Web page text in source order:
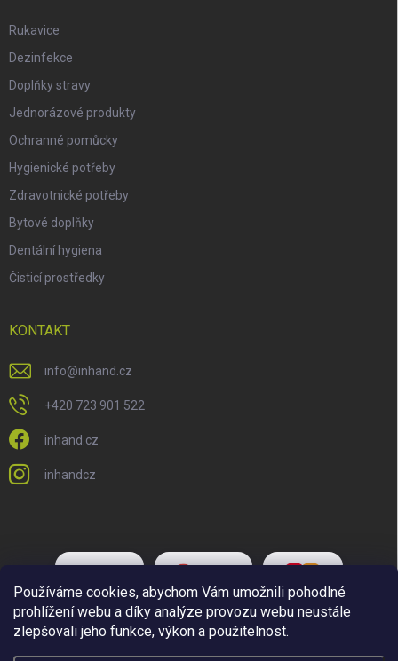
Používáme cookies, abychom Vám umožnili pohodlné
prohlížení webu a díky analýze provozu webu neustále
zlepšovali jeho funkce, výkon a použitelnost.
Rukavice
Dezinfekce
Doplňky stravy
Jednorázové produkty
Ochranné pomůcky
Hygienické potřeby
Zdravotnické potřeby
Bytové doplňky
Dentální hygiena
Čisticí prostředky
KONTAKT
info@inhand.cz
+420 723 901 522
inhand.cz
inhandcz